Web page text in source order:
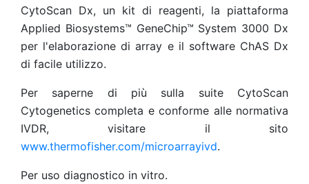
CytoScan Dx, un kit di reagenti, la piattaforma
Applied Biosystems™ GeneChip™ System 3000 Dx
per l'elaborazione di array e il software ChAS Dx
di facile utilizzo.
Per saperne di più sulla suite CytoScan
Cytogenetics completa e conforme alle normativa
IVDR, visitare il sito
www.thermofisher.com/microarrayivd.
Per uso diagnostico in vitro.